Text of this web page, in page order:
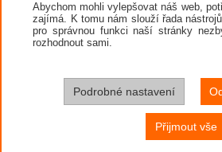
Abychom mohli vylepšovat náš web,
zajímá. K tomu nám slouží řada
pro správnou funkci naší stránky
rozhodnout sami.
Podrobné nastavení
Přijmout vše